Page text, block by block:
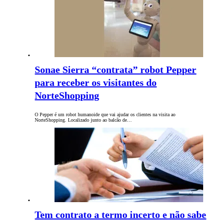
Sonae Sierra “contrata” robot Pepper
para receber os visitantes do
NorteShopping
O Pepper é um robot humanoide que vai ajudar os clientes na visita ao
NorteShopping. Localizado junto ao balcão de…
Tem contrato a termo incerto e não sabe